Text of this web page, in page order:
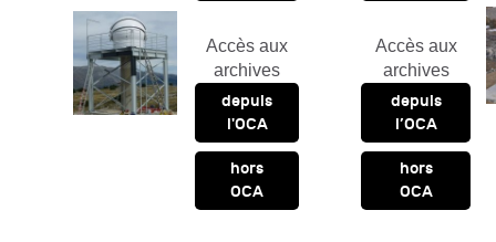
Accès aux
archives
depuis
l'OCA
hors
OCA
Accès aux
archives
depuis
l’OCA
hors
OCA